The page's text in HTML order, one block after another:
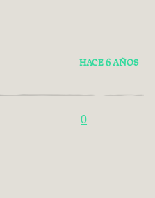
HACE 6 AÑOS
0